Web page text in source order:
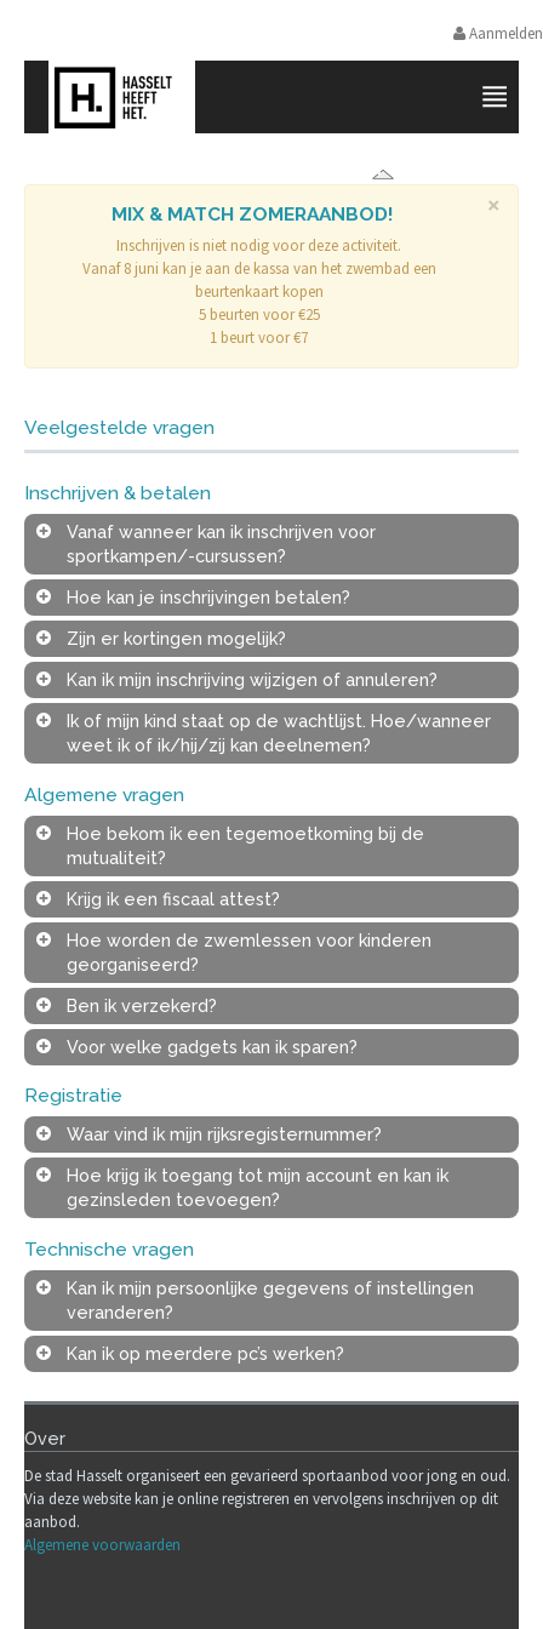
Aanmelden
SPORTPROMOTIE HASSELT
×
MIX & MATCH ZOMERAANBOD!
Inschrijven is niet nodig voor deze activiteit.
Vanaf 8 juni kan je aan de kassa van het zwembad een
beurtenkaart kopen
5 beurten voor €25
1 beurt voor €7
Veelgestelde vragen
Inschrijven & betalen
Vanaf wanneer kan ik inschrijven voor
sportkampen/-cursussen?
Hoe kan je inschrijvingen betalen?
Zijn er kortingen mogelijk?
Kan ik mijn inschrijving wijzigen of annuleren?
Ik of mijn kind staat op de wachtlijst. Hoe/wanneer
weet ik of ik/hij/zij kan deelnemen?
Algemene vragen
Hoe bekom ik een tegemoetkoming bij de
mutualiteit?
Krijg ik een fiscaal attest?
Hoe worden de zwemlessen voor kinderen
georganiseerd?
Ben ik verzekerd?
Voor welke gadgets kan ik sparen?
Registratie
Waar vind ik mijn rijksregisternummer?
Hoe krijg ik toegang tot mijn account en kan ik
gezinsleden toevoegen?
Technische vragen
Kan ik mijn persoonlijke gegevens of instellingen
veranderen?
Kan ik op meerdere pc’s werken?
Over
De stad Hasselt organiseert een gevarieerd sportaanbod voor jong en oud.
Via deze website kan je online registreren en vervolgens inschrijven op dit
aanbod.
Algemene voorwaarden